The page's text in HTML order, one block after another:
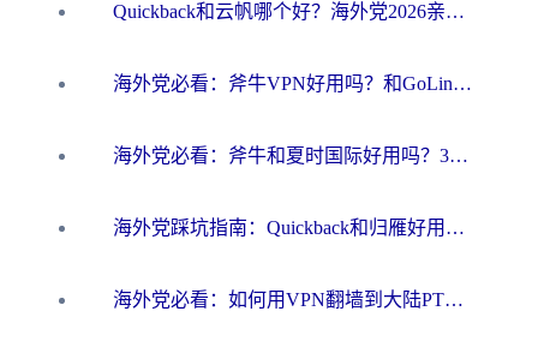
Quickback和云帆哪个好？海外党2026亲测指南：选对加速器大陆工具，无缝刷国内剧玩国服
海外党必看：斧牛VPN好用吗？和GoLinkVPN对比哪个回国效果更好？
海外党必看：斧牛和夏时国际好用吗？3步选对回国加速器，无缝刷国内资源
海外党踩坑指南：Quickback和归雁好用吗？选对加速器才能无缝刷国内资源
海外党必看：如何用VPN翻墙到大陆PTT？一篇解决你所有回国加速痛点